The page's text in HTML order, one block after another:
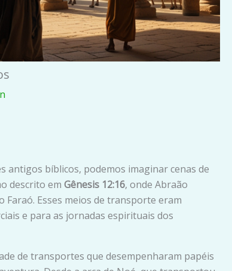
antigos bíblicos, podemos imaginar cenas de
descrito em Gênesis 12:16, onde Abraão
Faraó. Esses meios de transporte eram
e para as jornadas espirituais dos
de transportes que desempenharam papéis